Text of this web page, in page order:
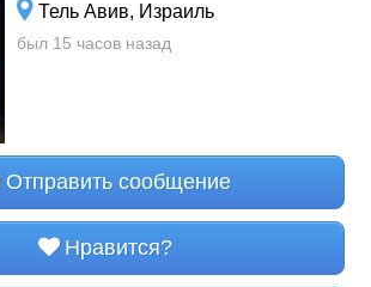
Тель Авив, Израиль
был 15 часов назад
Отправить сообщение
Нравится?